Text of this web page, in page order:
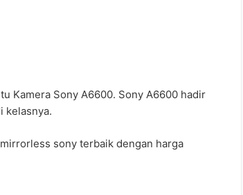
Kamera Sony A6600. Sony A6600 hadir
kelasnya.
sony terbaik dengan harga